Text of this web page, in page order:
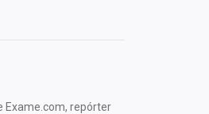
Exame.com, repórter